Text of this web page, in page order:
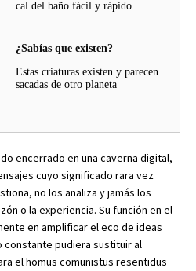
cal del baño fácil y rápido
¿Sabías que existen?
Estas criaturas existen y parecen
sacadas de otro planeta
encerrado en una caverna digital,
cuyo significado rara vez
no los analiza y jamás los
o la experiencia. Su función en el
en amplificar el eco de ideas
constante pudiera sustituir al
el homus comunistus resentidus